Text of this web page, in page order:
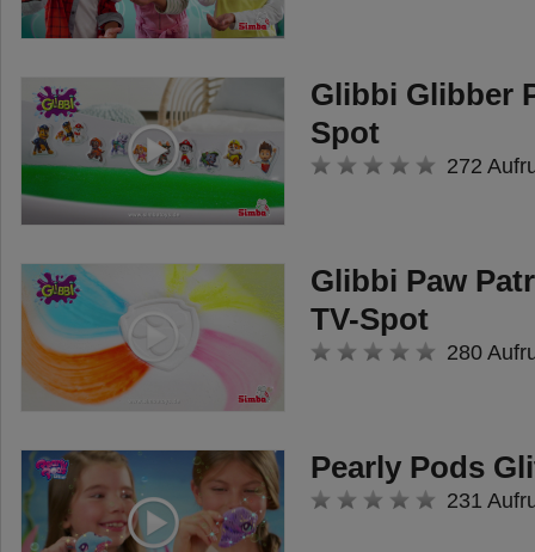
Glibbi Glibber
Spot
272
Glibbi Paw
TV-Spot
280
Pearly Pods
231